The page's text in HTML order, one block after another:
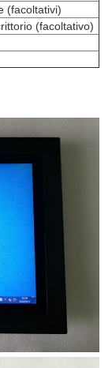
(facoltativi)
(facoltativo)